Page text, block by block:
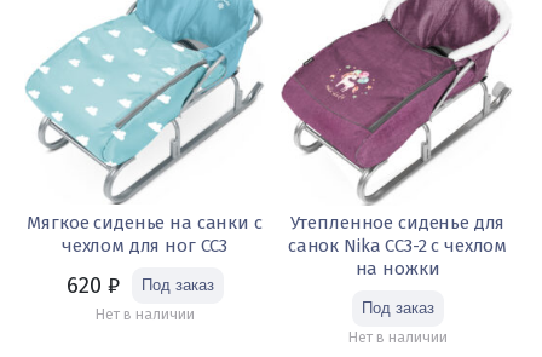
Мягкое сиденье на санки с
чехлом для ног СС3
620 ₽
Нет в наличии
Утепленное сиденье для
санок Nika СС3-2 с чехлом
на ножки
Нет в наличии